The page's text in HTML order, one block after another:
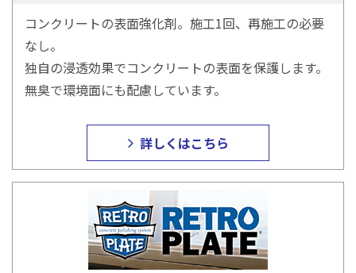
コンクリートの表面強化剤。施工1回、再施工の必要
なし。
独自の浸透効果でコンクリートの表面を保護します。
無臭で環境面にも配慮しています。
詳しくはこちら